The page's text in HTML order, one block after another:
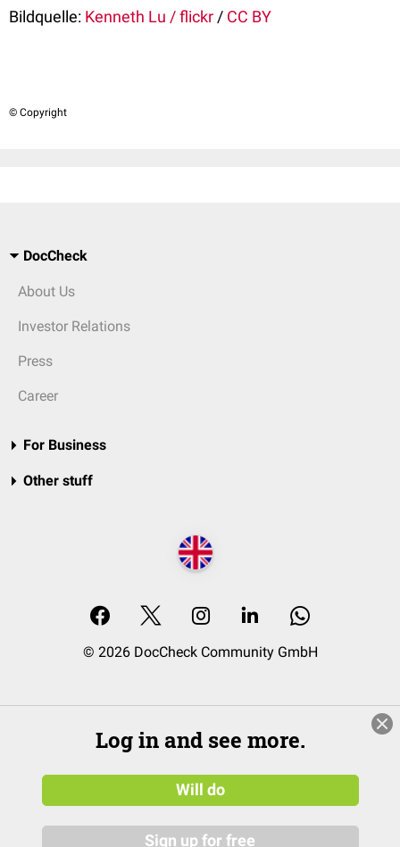
Bildquelle: Kenneth Lu / flickr / CC BY
© Copyright
DocCheck
About Us
Investor Relations
Press
Career
For Business
Other stuff
© 2026 DocCheck Community GmbH
Log in and see more.
Will do
Sign up for free